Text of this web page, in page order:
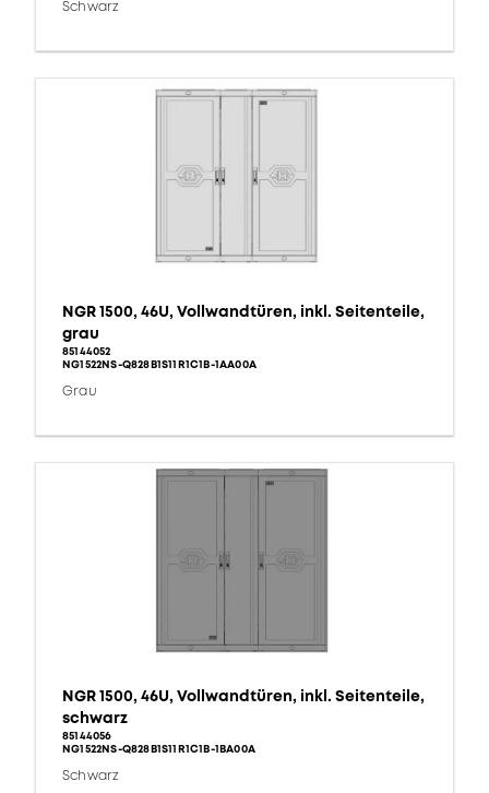
Schwarz
NGR 1500, 46U, Vollwandtüren, inkl. Seitenteile,
grau
85144052
NG1522NS-Q828B1S11R1C1B-1AA00A
Grau
NGR 1500, 46U, Vollwandtüren, inkl. Seitenteile,
schwarz
85144056
NG1522NS-Q828B1S11R1C1B-1BA00A
Schwarz